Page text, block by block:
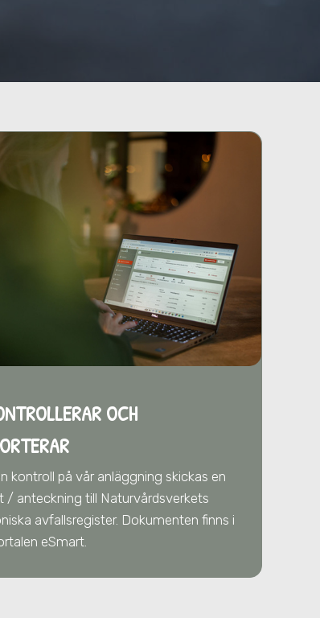
OCH
kontroll på vår anläggning skickas en
/ anteckning till Naturvårdsverkets
avfallsregister. Dokumenten finns i
eSmart.